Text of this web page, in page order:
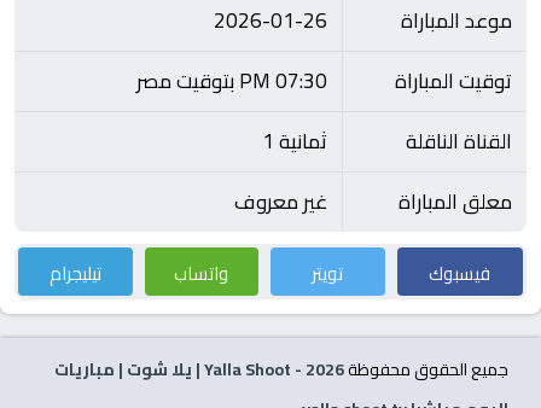
موعد المباراة
2026-01-26
توقيت المباراة
07:30 PM بتوقيت مصر
القناة الناقلة
ثمانية 1
معلق المباراة
غير معروف
فيسبوك تويتر واتساب تيليجرام
جميع الحقوق محفوظة2026
- Yalla Shoot | يلا شوت | مباريات